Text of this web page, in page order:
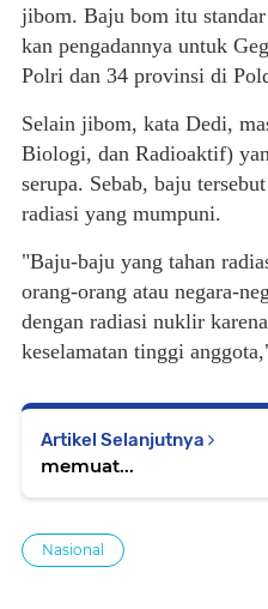
jibom. Baju bom itu
kan pengadannya untuk
Polri dan 34 provinsi di
Selain jibom, kata Dedi,
Biologi, dan Radioaktif)
serupa. Sebab, baju
radiasi yang mumpuni.
"Baju-baju yang tahan
orang-orang atau negara-
dengan radiasi nuklir
keselamatan tinggi
Artikel Selanjutnya
memuat...
Nasional